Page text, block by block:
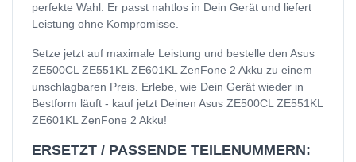
perfekte Wahl. Er passt nahtlos in Dein Gerät und liefert
Leistung ohne Kompromisse.
Setze jetzt auf maximale Leistung und bestelle den Asus
ZE500CL ZE551KL ZE601KL ZenFone 2 Akku zu einem
unschlagbaren Preis. Erlebe, wie Dein Gerät wieder in
Bestform läuft - kauf jetzt Deinen Asus ZE500CL ZE551KL
ZE601KL ZenFone 2 Akku!
ERSETZT / PASSENDE TEILENUMMERN: